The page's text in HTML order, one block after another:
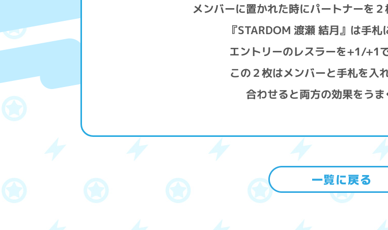
メンバーに置かれた時にパートナーを２
『STARDOM 渡瀬 結月』は手札
エントリーのレスラーを+1/+1
この２枚はメンバーと手札を入
合わせると両方の効果をうま